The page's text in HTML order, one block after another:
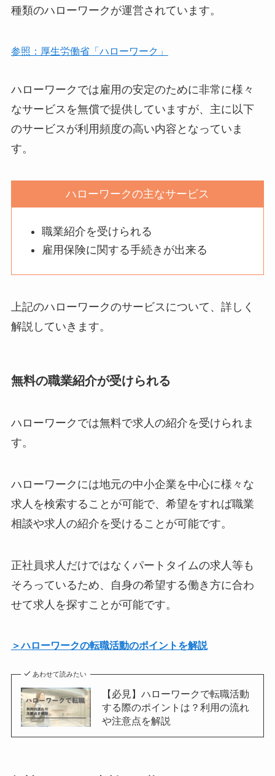
種類のハローワークが運営されています。
参照：厚生労働省「ハローワーク」
ハローワークでは雇用の安定のために非常に様々
なサービスを無償で提供していますが、主に以下
のサービスが利用頻度の高い内容となっていま
す。
ハローワークの主なサービス
職業紹介を受けられる
雇用保険に関する手続きが出来る
上記のハローワークのサービスについて、詳しく
解説していきます。
無料の職業紹介が受けられる
ハローワークでは無料で求人の紹介を受けられま
す。
ハローワークには地元の中小企業を中心に様々な
求人を検索することが可能で、希望をすれば職業
相談や求人の紹介を受けることが可能です。
正社員求人だけではなくパートタイムの求人等も
そろっているため、自身の希望する働き方に合わ
せて求人を探すことが可能です。
＞ハローワークの転職活動のポイントを解説
あわせて読みたい
【必見】ハローワークで転職活動
する際のポイントは？利用の流れ
や注意点を解説